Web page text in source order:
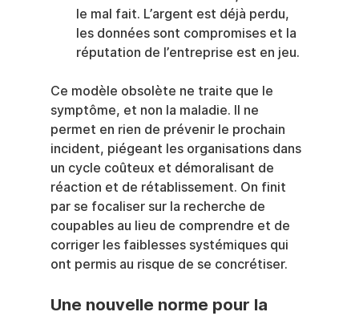
le mal fait. L’argent est déjà perdu,
les données sont compromises et la
réputation de l’entreprise est en jeu.
Ce modèle obsolète ne traite que le
symptôme, et non la maladie. Il ne
permet en rien de prévenir le prochain
incident, piégeant les organisations dans
un cycle coûteux et démoralisant de
réaction et de rétablissement. On finit
par se focaliser sur la recherche de
coupables au lieu de comprendre et de
corriger les faiblesses systémiques qui
ont permis au risque de se concrétiser.
Une nouvelle norme pour la